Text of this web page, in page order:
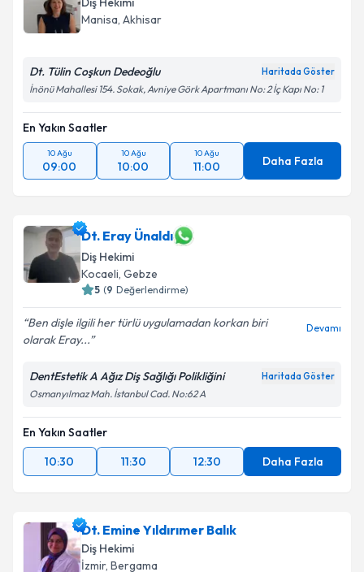
Manisa, Akhisar
Dt. Tülin Coşkun Dedeoğlu Haritada Göster
İnönü Mahallesi 154. Sokak, Avniye Görk Apartmanı No: 2 İç Kapı No: 1
En Yakın Saatler
10 Ağu
09:00
10 Ağu
10:00
10 Ağu
11:00 Daha Fazla
Dt. Eray Ünaldı
Diş Hekimi
Kocaeli, Gebze
5 (9 Değerlendirme)
Ben dişle ilgili her türlü uygulamadan korkan biri
olarak Eray...
Devamı
DentEstetik A Ağız Diş Sağlığı Polikliğini Haritada Göster
Osmanyılmaz Mah. İstanbul Cad. No:62 A
En Yakın Saatler
10:30
11:30 12:30 Daha Fazla
Dt. Emine Yıldırımer Balık
Diş Hekimi
İzmir, Bergama